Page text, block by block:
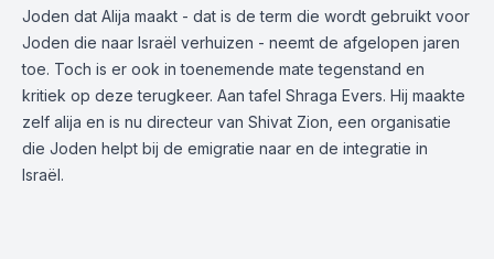
Joden dat Alija maakt - dat is de term die wordt gebruikt voor
Joden die naar Israël verhuizen - neemt de afgelopen jaren
toe. Toch is er ook in toenemende mate tegenstand en
kritiek op deze terugkeer. Aan tafel Shraga Evers. Hij maakte
zelf alija en is nu directeur van Shivat Zion, een organisatie
die Joden helpt bij de emigratie naar en de integratie in
Israël.